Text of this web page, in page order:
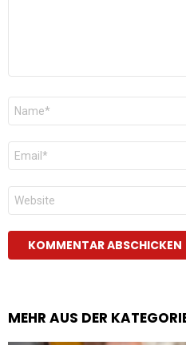
Name
E-
Mail
*
Website
MEHR AUS DER